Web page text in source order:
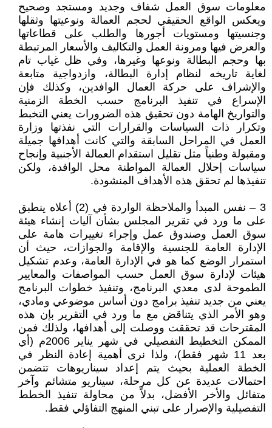
معلومات سوق العمل شفاف وجديد ومستجد وصحيح
ويعكس الواقع الحقيقي لحجم العمالة ونوعيتها وثقلها
وجنسيتها ومستويات أجورها والطلب على قطاعاتها
والعرض فيها ومرونة العمل والتكاليف والأسعار المرتبطة
بها وحجم البطالة ونوعها وغيرها، وفي ظل غياب تام
لغاية تاريخه لنظام إدارة البطالة، وازدواجية متابعة
والإشراف على حركة العمال الوافدين، وكذلك فإن
الإسراع في تنفيذ البرنامج حسب الخطة الزمنية
والتواريخ الهامة دون تحقيق هذه الضرورات يعني التخبط
وتكرار ذات السياسات والقرارات التي نفذتها وزارة
العمل في المراحل السابقة والتي كانت أهدافها جميلة
ومقبولة وطنياً مثل تقليل استقدام العمالة الأجنبية وإنجاح
سياسات إحلال العمالة المواطنة محل الوافدة، ولكن
تنفيذها لم تحقق هذه الأهداف المنشودة.
3 – نفس المبدأ والملاحظة الواردة في (2) أعلاه ينطبق
على ما ورد في تقرير المجلس بشأن آليات إنشاء هيئة
سوق العمل وصندوق عمل وإجراء تغييرات هامة على
الإدارة العامة للجنسية والإقامة والجوازات، حيث أن
استمرار الوضع كما هو في الإدارة العامة، وعدم تشكيل
هيئات لإدارة سوق العمل حسب المواصفات والمعايير
الطموحة لدى معدي البرنامج، وتنفيذ خطوات البرنامج
يعني من جديد تنفيذ برامج دون أساس موضوعي ومادي،
وهو الأمر الذي يتناقض مع ما ورد في التقرير بإن هذه
المقترحات قد تحققت ووصلت إلى أهدافها، ولذلك فمن
الممكن التخطيط التفصيلي في شهر يناير 2006م (أي
بعد 11 شهر فقط)، ولذا نرى أهمية إعادة النظر في
الخطة العملية بحيث يتم إعداد سيناريوهات تتضمن
احتمالات عديدة عن كل مرحلة، سيناريو متشائم وآخر
متفائل والأخر الأفضل، بدلاً من محاولة تنفيذ الخطط
التفصيلية والإصرار على تبني المنهج التفاؤلي فقط.